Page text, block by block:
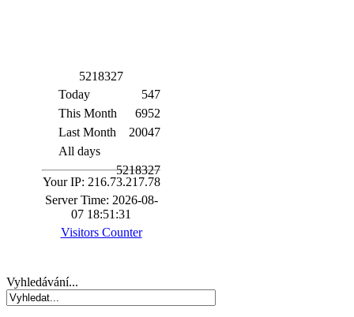
5218327
Today
This Month
Last Month
All days
547
6952
20047
5218327
Your IP: 216.73.217.78
Server Time: 2026-08-
07 18:51:31
Visitors Counter
Vyhledávání...